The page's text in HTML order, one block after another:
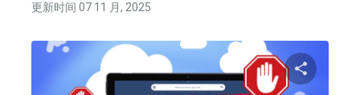
更新时间 07 11 月, 2025